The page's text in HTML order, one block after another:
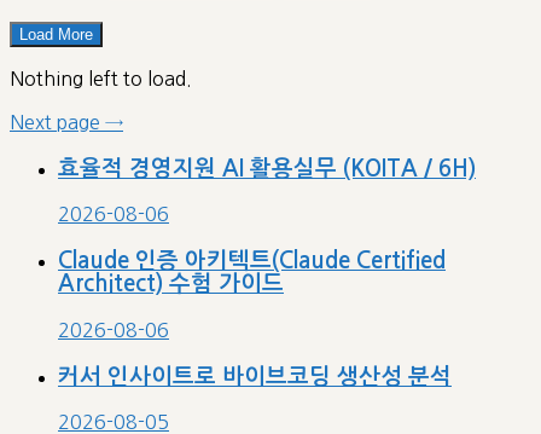
Load More
Nothing left to load.
Next page →
효율적 경영지원 AI 활용실무 (KOITA / 6H)
2026-08-06
Claude 인증 아키텍트(Claude Certified
Architect) 수험 가이드
2026-08-06
커서 인사이트로 바이브코딩 생산성 분석
2026-08-05